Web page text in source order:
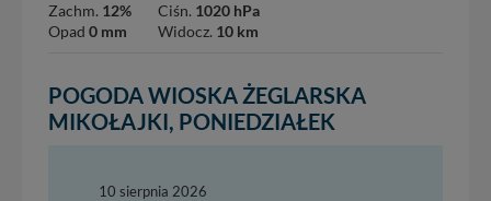
Zachm. 12%
Opad 0 mm
Ciśn. 1020 hPa
Widocz. 10 km
POGODA WIOSKA ŻEGLARSKA
MIKOŁAJKI, PONIEDZIAŁEK
10 sierpnia 2026